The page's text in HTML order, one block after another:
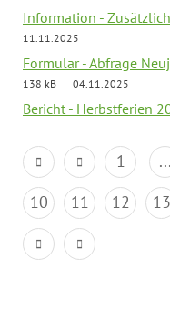
Information -
11.11.2025
Formular - Abfrage
138 kB
04.11.2025
Bericht - Herbstferien
1 ...
10
11 12 13